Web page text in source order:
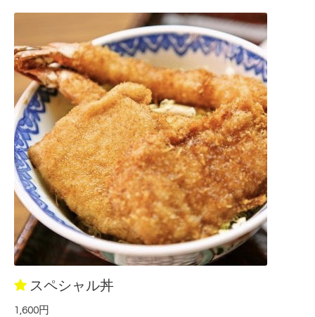
スペシャル丼
1,600円